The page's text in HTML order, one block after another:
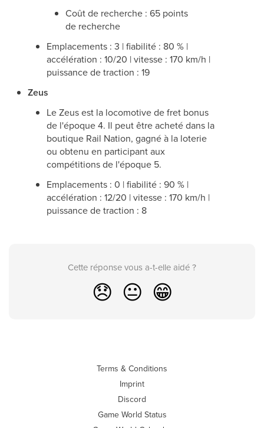
Coût de recherche : 65 points
de recherche
Emplacements : 3 | fiabilité : 80 % |
accélération : 10/20 | vitesse : 170 km/h |
puissance de traction : 19
Zeus
Le Zeus est la locomotive de fret bonus
de l'époque 4. Il peut être acheté dans la
boutique Rail Nation, gagné à la loterie
ou obtenu en participant aux
compétitions de l'époque 5.
Emplacements : 0 | fiabilité : 90 % |
accélération : 12/20 | vitesse : 170 km/h |
puissance de traction : 8
Cette réponse vous a-t-elle aidé ?
😞 😐 😁
Terms & Conditions
Imprint
Discord
Game World Status